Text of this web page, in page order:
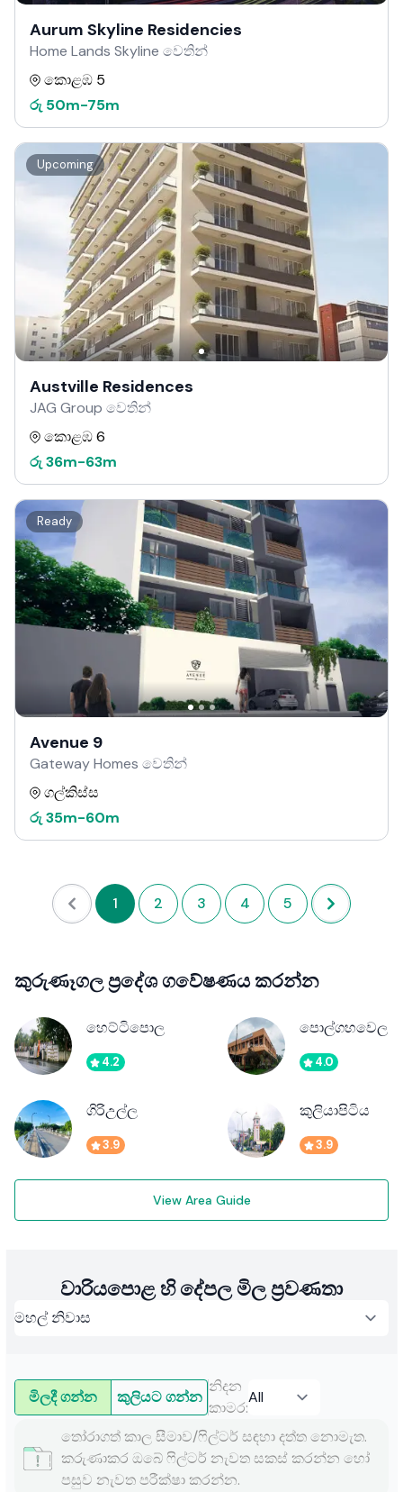
Aurum Skyline Residencies
Home Lands Skyline වෙතින්
කොළඹ 5
රු 50m-75m
Upcoming
Austville Residences
JAG Group වෙතින්
කොළඹ 6
රු 36m-63m
Ready
Avenue 9
Gateway Homes වෙතින්
ගල්කිස්ස
රු 35m-60m
1 2 3 4 5
කුරුණෑගල ප්‍රදේශ ගවේෂණය කරන්න
හෙට්ටිපොල
4.2
පොල්ගහවෙල
4.0
ගිරිඋල්ල
3.9
කුලියාපිටිය
3.9
View Area Guide
වාරියපොළ හි දේපල මිල ප්‍රවණතා
මිලදී ගන්න කුලියට ගන්න
නිදන
කාමර:
තෝරාගත් කාල සීමාව/ෆිල්ටර් සඳහා දත්ත නොමැත.
කරුණාකර ඔබේ ෆිල්ටර් නැවත සකස් කරන්න හෝ
පසුව නැවත පරීක්ෂා කරන්න.